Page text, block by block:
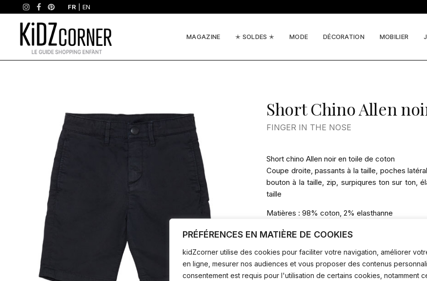
PRÉFÉRENCES EN MATIÈRE DE COOKIES
kidZcorner utilise des cookies pour faciliter votre navigation, améliorer
en ligne, mesurer nos audiences et vous proposer des contenus
consentement est requis pour l'utilisation de certains cookies, notamment
FR |EN
MAGAZINE ✭ SOLDES ✭ MODE DÉCORATION MOBILIER
Short Chino Allen
FINGER IN THE NOSE
Pourquoi
l’aime
Short chino Allen noir en toile de coton
Coupe droite, passants à la taille, poches
bouton à la taille, zip, surpiqures ton sur ton,
taille
Matières : 98% coton, 2% elasthanne